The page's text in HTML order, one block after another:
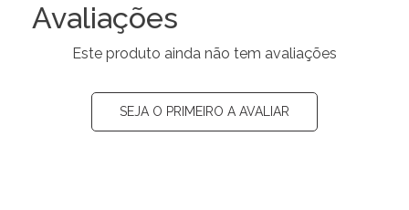
Avaliações
Este produto ainda não tem avaliações
SEJA O PRIMEIRO A AVALIAR